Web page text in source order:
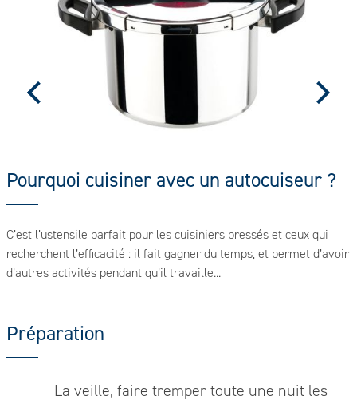
Préparation
La veille, faire tremper toute une nuit les
Pourquoi cuisiner avec un autocuiseur ?
C’est l’ustensile parfait pour les cuisiniers pressés et ceux qui
recherchent l’efficacité : il fait gagner du temps, et permet d’avoir
d’autres activités pendant qu’il travaille...